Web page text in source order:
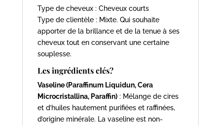
Type de cheveux : Cheveux courts
Type de clientèle : Mixte. Qui souhaite
apporter de la brillance et de la tenue à ses
cheveux tout en conservant une certaine
souplesse.
Les ingrédients clés?
Vaseline (Paraffinum Liquidun, Cera
Microcristallina, Paraffin): Mélange de cires
et d’huiles hautement purifiées et raffinées,
d’origine minérale. La vaseline est non-